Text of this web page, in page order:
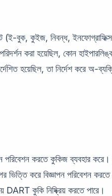
(ই-বুক, কুইজ, নিবন্ধ,
করা হয়েছিল, কোন
হয়েছিল, তা নির্দেশ করে অ-
পরিবেশন করতে কুকিজ ব্যবহার
ভিত্তি করে বিজ্ঞাপন পরিবেশন
DART কুকি নিষ্ক্রিয় করতে পারে।